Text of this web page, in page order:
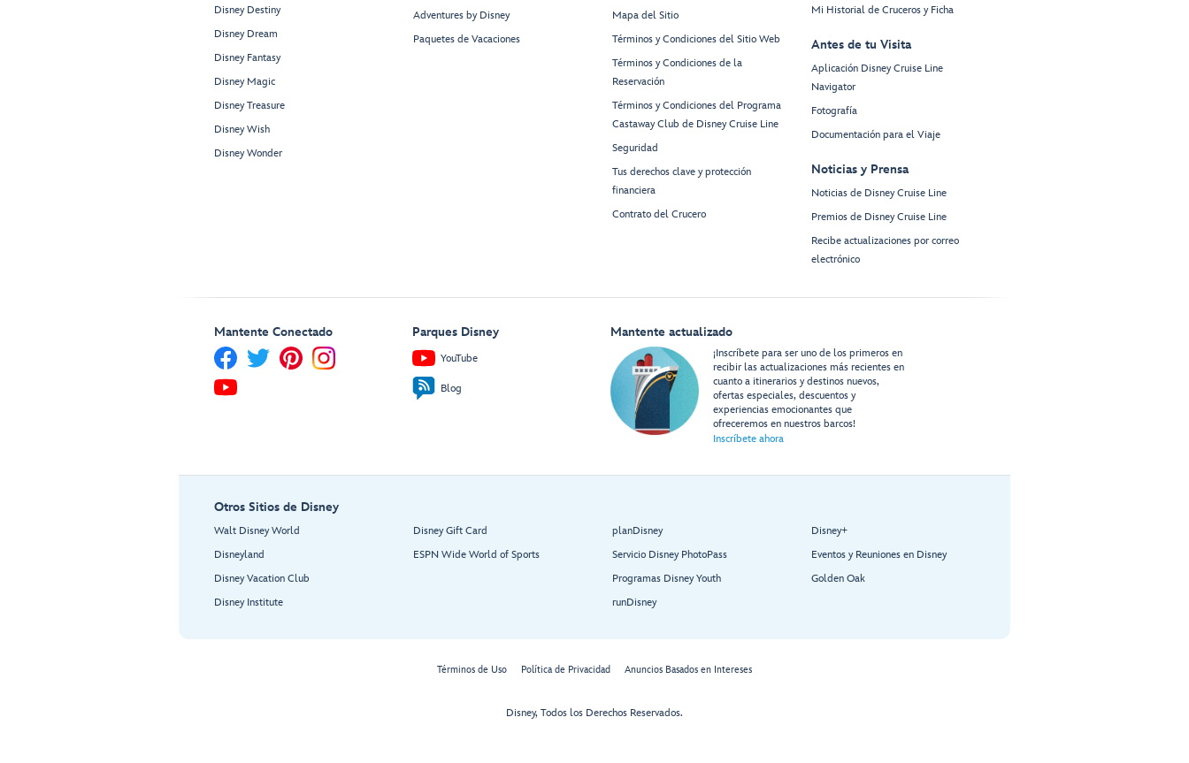
Disney Destiny
Disney Dream
Disney Fantasy
Disney Magic
Disney Treasure
Disney Wish
Disney Wonder
Adventures by Disney
Paquetes de Vacaciones
Mapa del Sitio
Términos y Condiciones del Sitio Web
Términos y Condiciones de la
Reservación
Términos y Condiciones del Programa
Castaway Club de Disney Cruise Line
Seguridad
Tus derechos clave y protección
financiera
Contrato del Crucero
Mi Historial de Cruceros y Ficha
Antes de tu Visita
Aplicación Disney Cruise Line
Navigator
Fotografía
Documentación para el Viaje
Noticias y Prensa
Noticias de Disney Cruise Line
Premios de Disney Cruise Line
Recibe actualizaciones por correo
electrónico
Mantente Conectado Parques Disney
YouTube
Blog
Mantente actualizado
¡Inscríbete para ser uno de los primeros en
recibir las actualizaciones más recientes en
cuanto a itinerarios y destinos nuevos,
ofertas especiales, descuentos y
experiencias emocionantes que
ofreceremos en nuestros barcos!
Inscríbete ahora
Otros Sitios de Disney
Walt Disney World
Disneyland
Disney Vacation Club
Disney Institute
Disney Gift Card
ESPN Wide World of Sports
planDisney
Servicio Disney PhotoPass
Programas Disney Youth
runDisney
Disney+
Eventos y Reuniones en Disney
Golden Oak
Términos de Uso Política de Privacidad Anuncios Basados en Intereses
Disney, Todos los Derechos Reservados.